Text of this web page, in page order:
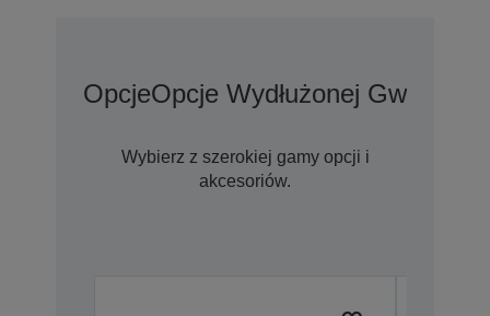
OpcjeOpcje Wydłużonej
Wybierz z szerokiej gamy opcji i
akcesoriów.